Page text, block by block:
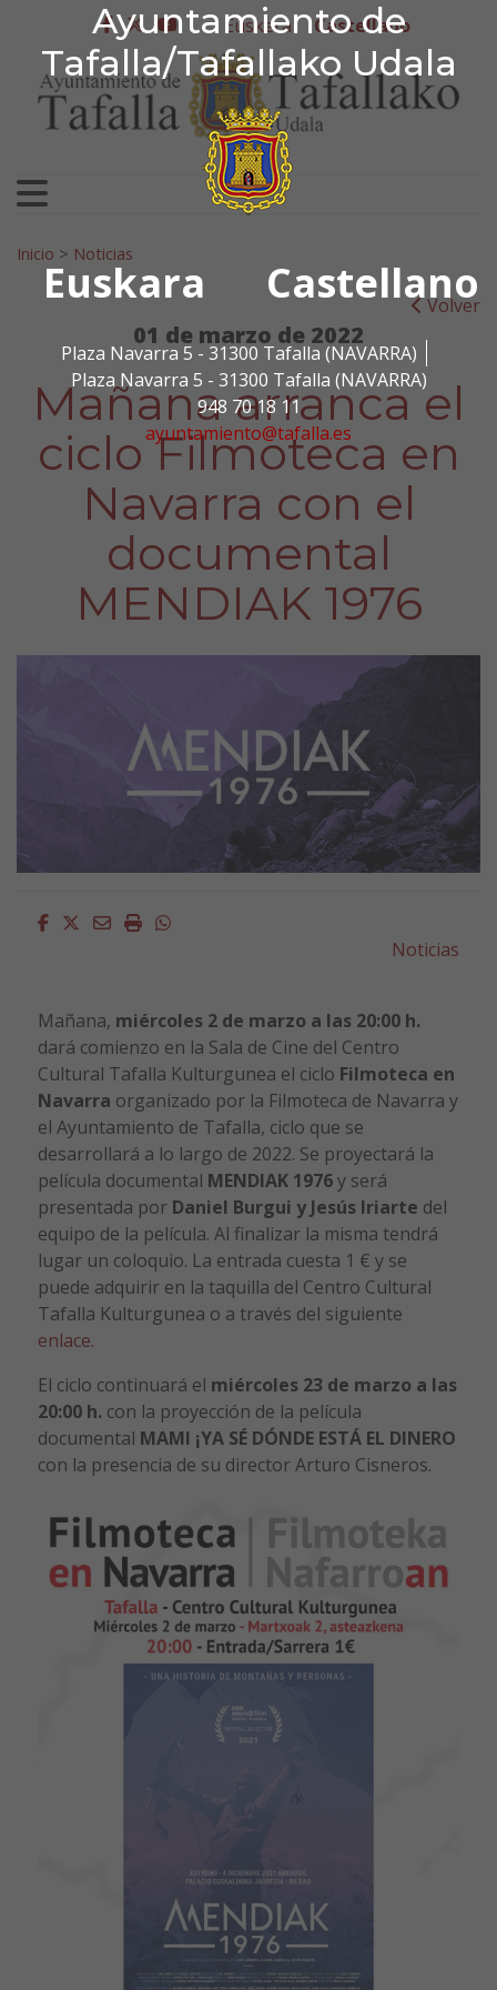
Ayuntamiento de
Tafalla/Tafallako Udala
Euskara Castellano
Plaza Navarra 5 - 31300 Tafalla (NAVARRA)
Plaza Navarra 5 - 31300 Tafalla (NAVARRA)
948 70 18 11
ayuntamiento@tafalla.es
Ir al contenido
Ayuntamiento de
facebook
twitter
youtube
Euskera Castellano
Search for:
Inicio > Noticias
Volver
01 de marzo de 2022
Mañana arranca el
ciclo Filmoteca en
Navarra con el
documental
MENDIAK 1976
Facebook
Twitter
EmailImprimirWhatsapp
Noticias
Mañana, miércoles 2 de marzo a las 20:00 h.
dará comienzo en la Sala de Cine del Centro
Cultural Tafalla Kulturgunea el ciclo Filmoteca en
Navarra organizado por la Filmoteca de Navarra y
el Ayuntamiento de Tafalla, ciclo que se
desarrollará a lo largo de 2022. Se proyectará la
película documental MENDIAK 1976y será
presentada por Daniel Burgui y Jesús Iriarte del
equipo de la película. Al finalizar la misma tendrá
lugar un coloquio. La entrada cuesta 1 € y se
puede adquirir en la taquilla del Centro Cultural
Tafalla Kulturgunea o a través del siguiente
enlace.
El ciclo continuará el miércoles 23 de marzo a las
20:00 h. con la proyección de la película
documental MAMI ¡YA SÉ DÓNDE ESTÁ EL DINERO
con la presencia de su director Arturo Cisneros.